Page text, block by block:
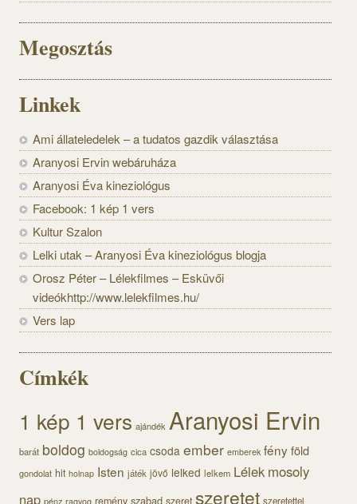
Megosztás
Linkek
Ami állateledelek – a tudatos gazdik választása
Aranyosi Ervin webáruháza
Aranyosi Éva kineziológus
Facebook: 1 kép 1 vers
Kultur Szalon
Lelki utak – Aranyosi Éva kineziológus blogja
Orosz Péter – Lélekfilmes – Esküvői
videókhttp://www.lelekfilmes.hu/
Vers lap
Címkék
1 kép 1 vers ajándék Aranyosi Ervin
barát boldog boldogság cica csoda ember emberek fényföld
gondolat hit holnap Isten játék jövő lelked lelkem Lélek mosoly
nap pénz ragyog remény szabad szeret szeretet szeretettel